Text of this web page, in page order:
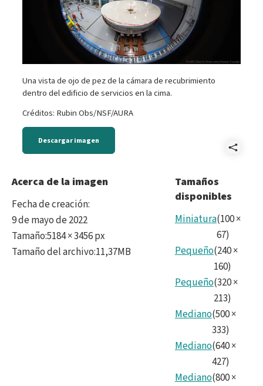
Una vista de ojo de pez de la cámara de recubrimiento
dentro del edificio de servicios en la cima.
Créditos: Rubin Obs/NSF/AURA
Descargar imagen
Acerca de la imagen
Fecha de creación:
9 de mayo de 2022
Tamaño:5184 × 3456 px
Tamaño del archivo:11,37MB
Tamaños
disponibles
Miniatura(100×
67)
Pequeño(240×
160)
Pequeño(320×
213)
Mediano(500×
333)
Mediano(640×
427)
Mediano(800×